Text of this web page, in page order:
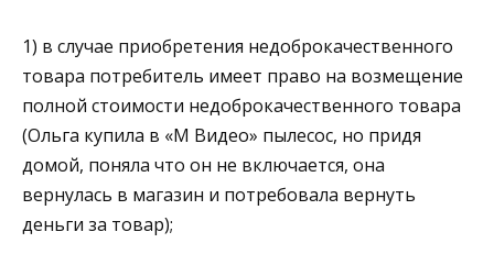
1) в случае приобретения недоброкачественного
товара потребитель имеет право на возмещение
полной стоимости недоброкачественного товара
(Ольга купила в «М Видео» пылесос, но придя
домой, поняла что он не включается, она
вернулась в магазин и потребовала вернуть
деньги за товар);